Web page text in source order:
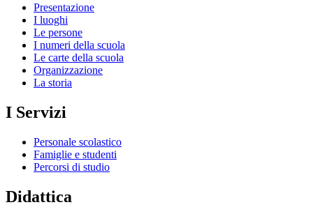
Presentazione
I luoghi
Le persone
I numeri della scuola
Le carte della scuola
Organizzazione
La storia
I Servizi
Personale scolastico
Famiglie e studenti
Percorsi di studio
Didattica